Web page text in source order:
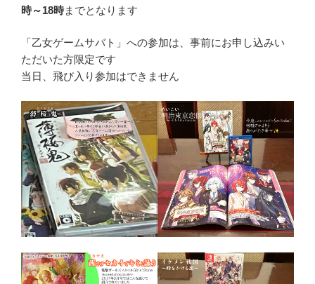
時～18時までとなります
「乙女ゲームサバト」への参加は、事前にお申し込みい
ただいた方限定です
当日、飛び入り参加はできません